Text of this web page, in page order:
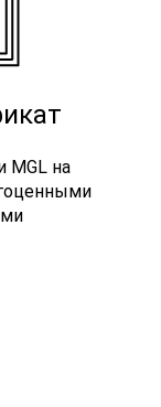
MGL на